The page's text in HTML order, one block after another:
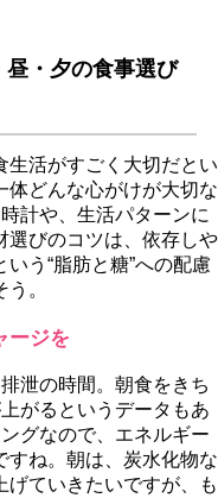
・夕の食事選び
活がすごく大切だとい
体どんな心がけが大切な
計や、生活パターンに
選びのコツは、依存し
う“脂肪と糖”への配慮
。
ージを
泄の時間。朝食をきち
がるというデータもあ
グなので、エネルギー
すね。朝は、炭水化物な
げていきたいですが、も